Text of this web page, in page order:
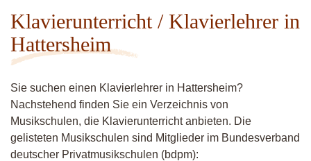
Klavierunterricht / Klavierlehrer in
Hattersheim
Sie suchen einen Klavierlehrer in Hattersheim?
Nachstehend finden Sie ein Verzeichnis von
Musikschulen, die Klavierunterricht anbieten. Die
gelisteten Musikschulen sind Mitglieder im Bundesverband
deutscher Privatmusikschulen (bdpm):